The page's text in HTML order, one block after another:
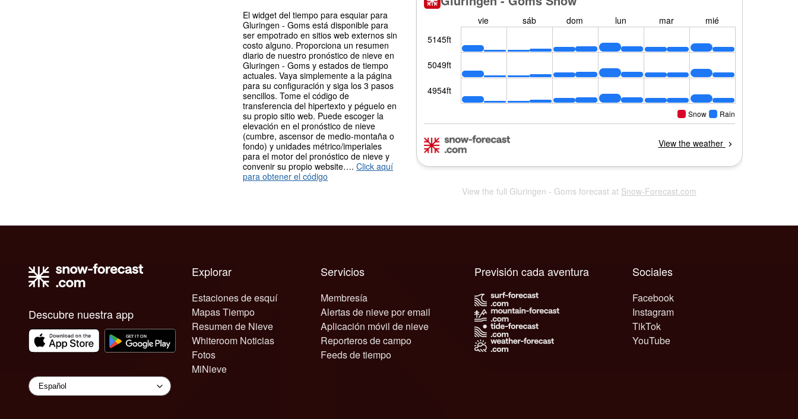
El widget del tiempo para esquiar para
Gluringen - Goms está disponible para
ser empotrado en sitios web externos sin
costo alguno. Proporciona un resumen
diario de nuestro pronóstico de nieve en
Gluringen - Goms y estados de tiempo
actuales. Vaya simplemente a la página
para su configuración y siga los 3 pasos
sencillos. Tome el código de
transferencia del hipertexto y péguelo en
su propio sitio web. Puede escoger la
elevación en el pronóstico de nieve
(cumbre, ascensor de medio-montaña o
fondo) y unidades métrico/imperiales
para el motor del pronóstico de nieve y
convenir su propio website…. Click aquí
para obtener el código
View the full Gluringen - Goms forecast at Snow-Forecast.com
Descubre nuestra app
Explorar
Estaciones de esquí
Mapas Tiempo
Resumen de Nieve
Whiteroom Noticias
Fotos
MiNieve
Servicios
Membresía
Alertas de nieve por email
Aplicación móvil de nieve
Reporteros de campo
Feeds de tiempo
Sociales
Facebook
Instagram
TikTok
YouTube
Previsión cada aventura